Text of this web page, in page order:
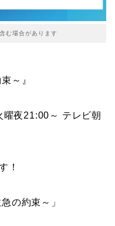
む場合があります
～』
夜21:00～ テレビ朝
！
の約束～」